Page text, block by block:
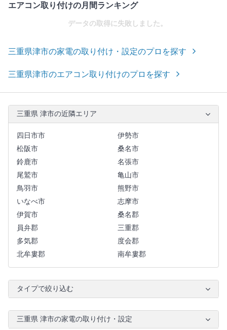
エアコン取り付けの月間ランキング
データの取得に失敗しました。
三重県津市の家電の取り付け・設定のプロを探す
三重県津市のエアコン取り付けのプロを探す
三重県 津市の近隣エリア
四日市市
伊勢市
松阪市
桑名市
鈴鹿市
名張市
尾鷲市
亀山市
鳥羽市
熊野市
いなべ市
志摩市
伊賀市
桑名郡
員弁郡
三重郡
多気郡
度会郡
北牟婁郡
南牟婁郡
タイプで絞り込む
三重県 津市の家電の取り付け・設定